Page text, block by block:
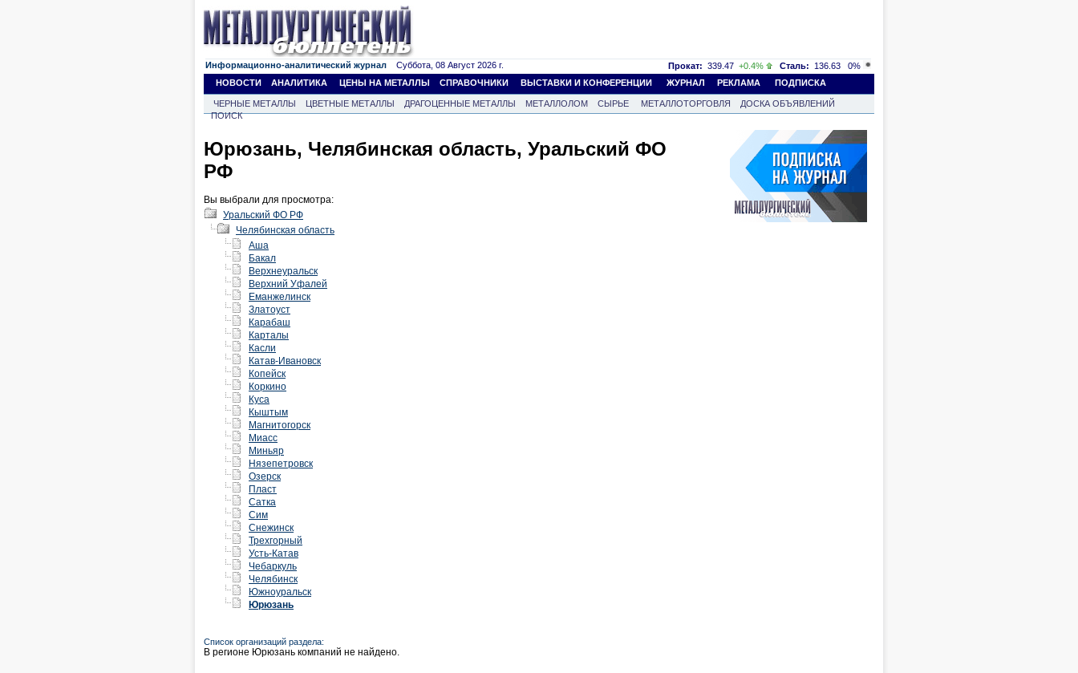
Информационно-аналитический журнал Суббота, 08 Август 2026 г. Прокат: 339.47 +0.4% Сталь: 136.63
0%
НОВОСТИ
АНАЛИТИКА ЦЕНЫ НА МЕТАЛЛЫ СПРАВОЧНИКИ ВЫСТАВКИ И КОНФЕРЕНЦИИ ЖУРНАЛ РЕКЛАМА ПОДПИСКА
ЧЕРНЫЕ МЕТАЛЛЫ ЦВЕТНЫЕ МЕТАЛЛЫ ДРАГОЦЕННЫЕ МЕТАЛЛЫ МЕТАЛЛОЛОМ СЫРЬЕ МЕТАЛЛОТОРГОВЛЯ
ДОСКА ОБЪЯВЛЕНИЙ
ПОИСК
Юрюзань, Челябинская область, Уральский ФО
РФ
Вы выбрали для просмотра:
Уральский ФО РФ
Челябинская область
Аша
Бакал
Верхнеуральск
Верхний Уфалей
Еманжелинск
Златоуст
Карабаш
Карталы
Касли
Катав-Ивановск
Копейск
Коркино
Куса
Кыштым
Магнитогорск
Миасс
Миньяр
Нязепетровск
Озерск
Пласт
Сатка
Сим
Снежинск
Трехгорный
Усть-Катав
Чебаркуль
Челябинск
Южноуральск
Юрюзань
Список организаций раздела:
В регионе Юрюзань компаний не найдено.